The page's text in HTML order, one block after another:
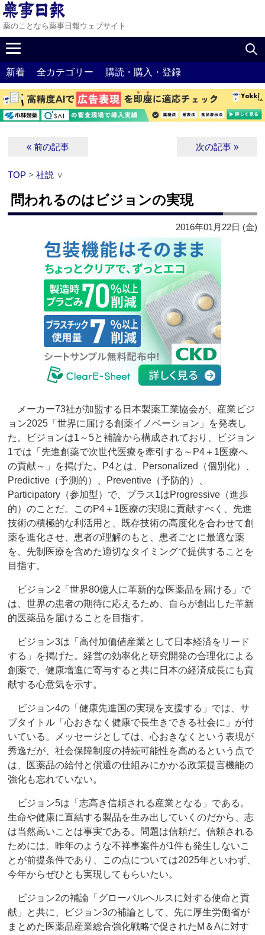
薬のことなら薬事日報ウェブサイト
新着 全カテゴリー 購読・購入・登録
« 前の記事 次の記事 »
TOP >社説 ∨
問われるのはビジョンの実現
2016年01月22日 (金)
メーカー73社が加盟する日本製薬工業協会が、産業ビジ
ョン2025「世界に届ける創薬イノベーション」を発表し
た。ビジョンは1～5と補論から構成されており、ビジョン
1では「先進創薬で次世代医療を牽引する～P4＋1医療へ
の貢献～」を掲げた。P4とは、Personalized（個別化）、
Predictive（予測的）、Preventive（予防的）、
Participatory（参加型）で、プラス1はProgressive（進歩
的）のことだ。このP4＋1医療の実現に貢献すべく、先進
技術の積極的な利活用と、既存技術の高度化を合わせて創
薬を進化させ、患者の理解のもと、患者ごとに最適な薬
を、先制医療を含めた適切なタイミングで提供することを
目指す。
ビジョン2「世界80億人に革新的な医薬品を届ける」で
は、世界の患者の期待に応えるため、自らが創出した革新
的医薬品を届けることを目指す。
ビジョン3は「高付加価値産業として日本経済をリード
する」を掲げた。経営の効率化と研究開発の合理化による
創薬で、健康増進に寄与すると共に日本の経済成長にも貢
献する心意気を示す。
ビジョン4の「健康先進国の実現を支援する」では、サ
ブタイトル「心おきなく健康で長生きできる社会に」が付
いている。メッセージとしては、心おきなくという表現が
秀逸だが、社会保障制度の持続可能性を高めるという点で
は、医薬品の給付と償還の仕組みにかかる政策提言機能の
強化も忘れていない。
ビジョン5は「志高き信頼される産業となる」である。
生命や健康に直結する製品を生み出していくのだから、志
は当然高いことは事実である。問題は信頼だ。信頼される
ためには、昨年のような不祥事案件が1件も発生しないこ
とが前提条件であり、この点については2025年といわず、
今年からぜひとも実現してもらいたい。
ビジョン2の補論「グローバルヘルスに対する使命と貢
献」と共に、ビジョン3の補論として、先に厚生労働省が
まとめた医薬品産業総合強化戦略で促されたM＆Aに対す